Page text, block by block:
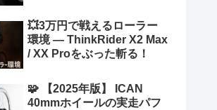
💥3万円で戦えるローラー
環境 ― ThinkRider X2 Max
/ XX Proをぶった斬る！
🧩 【2025年版】 ICAN
40mmホイールの実走パフ